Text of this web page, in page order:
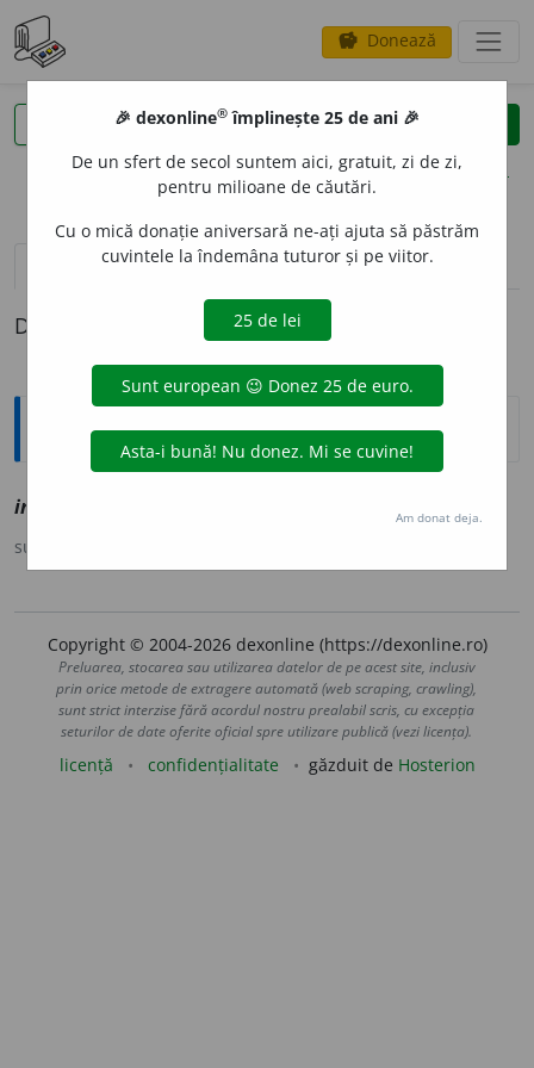
savings Donează
clear
opțiuni
definiții (1) pronunțievolume_up (16)
Definiția cu ID-ul 1114004:
Explicative DEX
ir
sursa:
Copyright © 2004-2026 dexonline (https://dexonline.ro)
Preluarea, stocarea sau utilizarea datelor de pe acest site, inclusiv
prin orice metode de extragere automată (web scraping, crawling),
sunt strict interzise fără acordul nostru prealabil scris, cu excepția
seturilor de date oferite oficial spre utilizare publică (vezi licența).
licență confidențialitate găzduit de Hosterion
🎉 dexonline® împlinește 25 de ani 🎉
De un sfert de secol suntem aici, gratuit, zi de zi,
pentru milioane de căutări.
Cu o mică donație aniversară ne-ați ajuta să păstrăm
cuvintele la îndemâna tuturor și pe viitor.
Am donat deja.